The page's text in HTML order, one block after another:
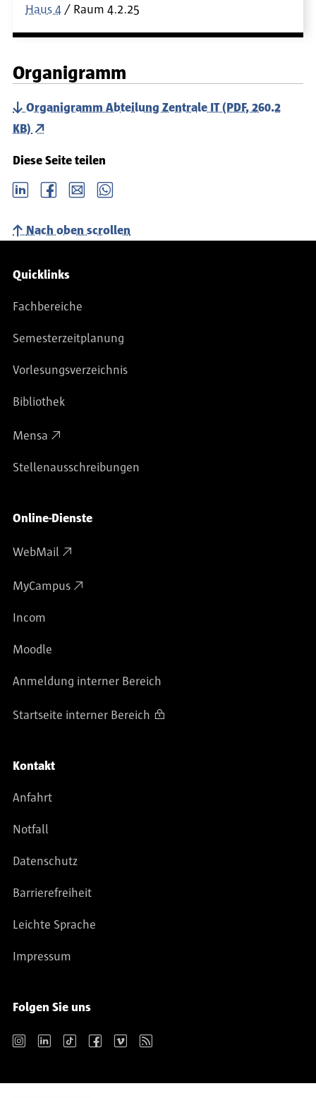
Haus 4
Raum 4.2.25
Organigramm
Organigramm Abteilung Zentrale IT (PDF, 260.2
KB)
Diese Seite teilen
LinkedIn Facebook email Whatsapp
Nach oben scrollen
Service-Navigation
Quicklinks
Fachbereiche
Semesterzeitplanung
Vorlesungsverzeichnis
Bibliothek
Mensa
Stellenausschreibungen
Online-Dienste
WebMail
MyCampus
Incom
Moodle
Anmeldung interner Bereich
Startseite interner Bereich
Kontakt
Anfahrt
Notfall
Datenschutz
Barrierefreiheit
Leichte Sprache
Impressum
Folgen Sie uns
Instagram LinkedIn TikTok Facebook Vimeo RSS